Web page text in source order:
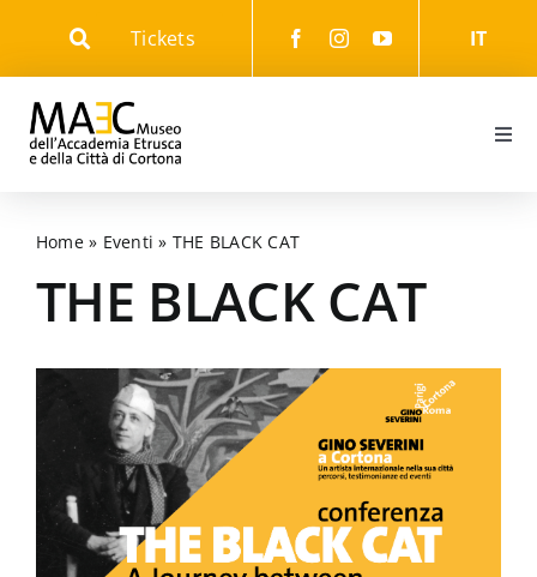
content
Tickets IT
Il Parco
Gli Itinerari culturali
Home» Eventi » THE BLACK CAT
THE BLACK CAT